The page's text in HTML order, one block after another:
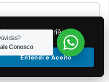
Privacidade e aceito
Conosco
sua experiência
Entendi e Aceito